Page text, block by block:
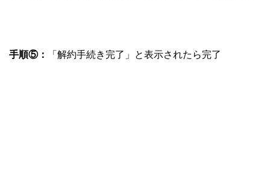
手順⑤： 「解約手続き完了」と表示されたら完了